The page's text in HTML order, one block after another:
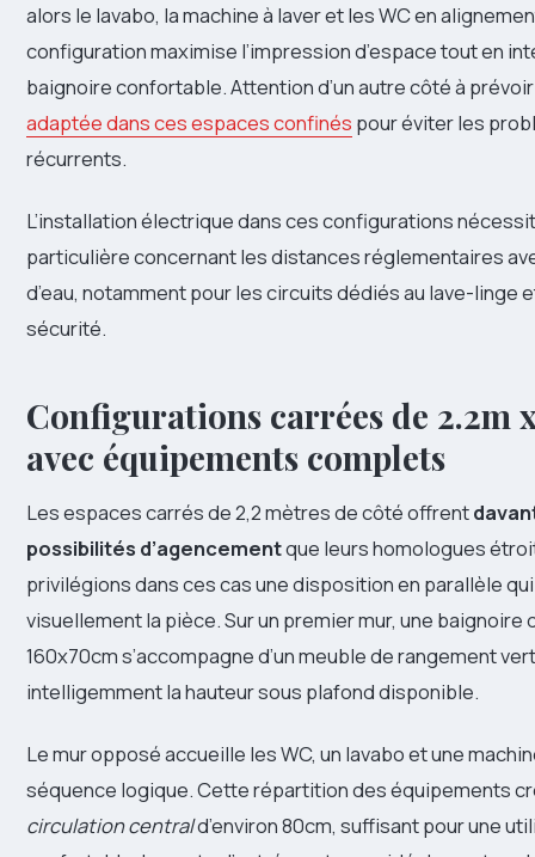
alors le lavabo, la machine à laver et les WC en
configuration maximise l’impression d’espace tout en
baignoire confortable. Attention d’un autre côté à
adaptée dans ces espaces confinés pour éviter les
récurrents.
L’installation électrique dans ces configurations
particulière concernant les distances réglementaires
d’eau, notamment pour les circuits dédiés au lave-linge
sécurité.
Configurations carrées de 2.2m
avec équipements complets
Les espaces carrés de 2,2 mètres de côté offrent
possibilités d’agencementque leurs homologues
privilégions dans ces cas une disposition en parallèle
visuellement la pièce. Sur un premier mur, une baignoire
160x70cm s’accompagne d’un meuble de rangement
intelligemment la hauteur sous plafond disponible.
Le mur opposé accueille les WC, un lavabo et une
séquence logique. Cette répartition des équipements
circulation centrald’environ 80cm, suffisant pour une